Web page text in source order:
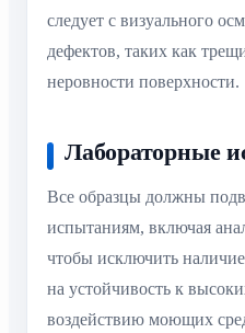
следует с визуального
дефектов, таких как
неровности поверхности.
Лабораторные
Все образцы должны
испытаниям, включая
чтобы исключить
на устойчивость к
воздействию моющих